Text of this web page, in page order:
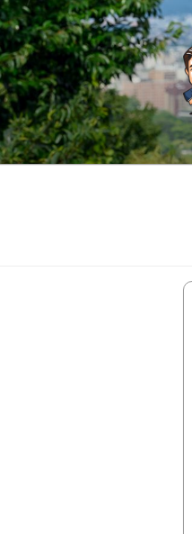
コ
ン
テ
ン
ツ
へ
ス
キ